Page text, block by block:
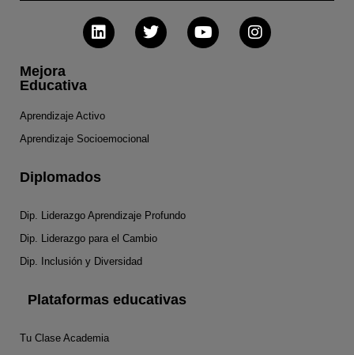
Mejora
Educativa
Aprendizaje Activo
Aprendizaje Socioemocional
Diplomados
Dip. Liderazgo Aprendizaje Profundo
Dip. Liderazgo para el Cambio
Dip. Inclusión y Diversidad
Plataformas educativas
Tu Clase Academia